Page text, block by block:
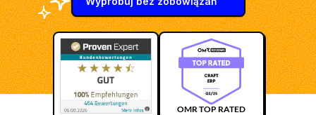
OMR TOP RATED